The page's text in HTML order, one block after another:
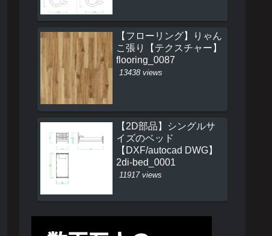
【フローリング】りゃん
こ張り【テクスチャー】
flooring_0087
13438 views
【2D部品】シングルサ
イズのベッド
【DXF/autocad DWG】
2di-bed_0001
11917 views